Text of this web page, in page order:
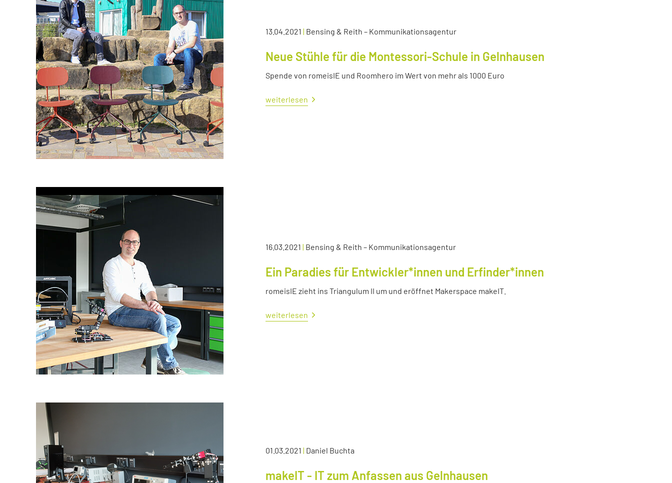
13.04.2021 | Bensing & Reith – Kommunikationsagentur
Neue Stühle für die Montessori-Schule in Gelnhausen
Spende von romeisIE und Roomhero im Wert von mehr als 1000 Euro
weiterlesen
16.03.2021 | Bensing & Reith – Kommunikationsagentur
Ein Paradies für Entwickler*innen und Erfinder*innen
romeisIE zieht ins Triangulum II um und eröffnet Makerspace makeIT.
weiterlesen
01.03.2021 | Daniel Buchta
makeIT - IT zum Anfassen aus Gelnhausen